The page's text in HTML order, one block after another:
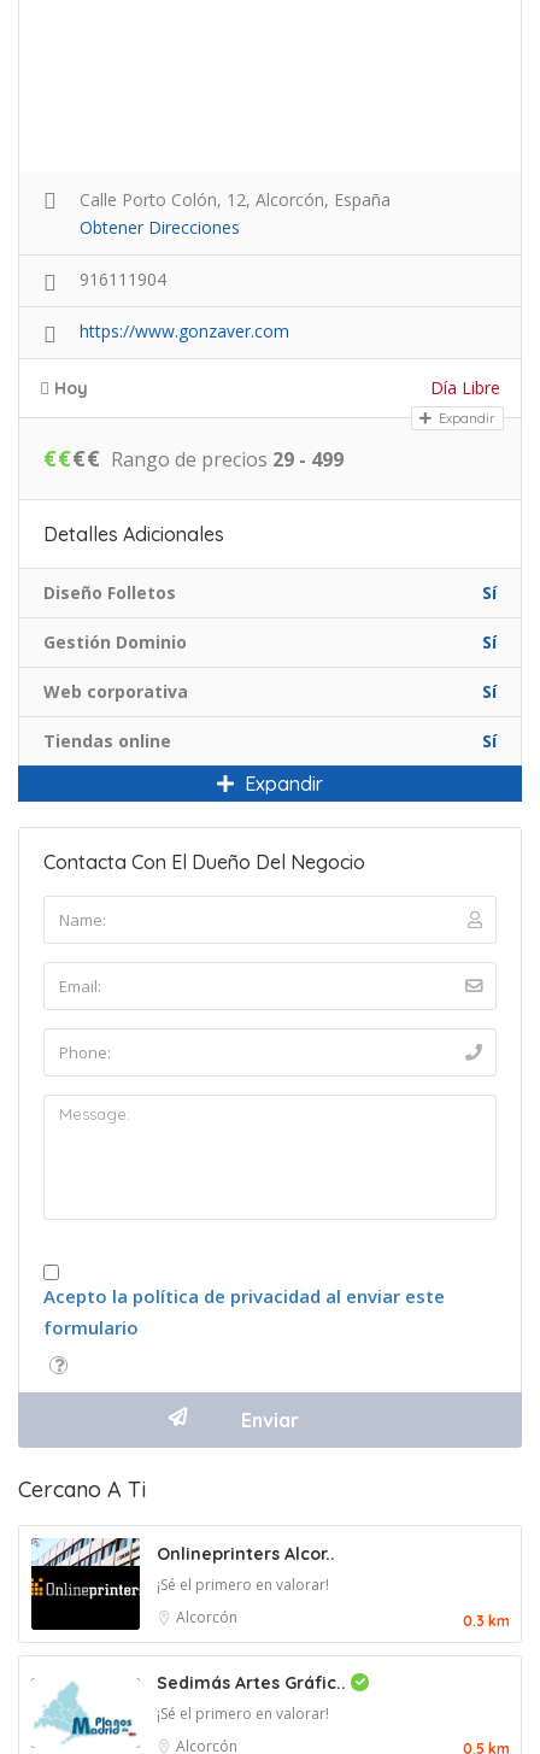
Calle Porto Colón, 12, Alcorcón, España
Obtener Direcciones
916111904
https://www.gonzaver.com
Hoy Día Libre
Expandir
€€€€ Rango de precios 29 - 499
Detalles Adicionales
Diseño Folletos Sí
Gestión Dominio Sí
Web corporativa Sí
Tiendas online Sí
Expandir
Contacta Con El Dueño Del Negocio
Acepto la política de privacidad al enviar este
formulario
Cercano A Ti
Onlineprinters Alcor..
¡Sé el primero en valorar!
Alcorcón
0.3 km
Sedimás Artes Gráfic..
¡Sé el primero en valorar!
Alcorcón
0.5 km